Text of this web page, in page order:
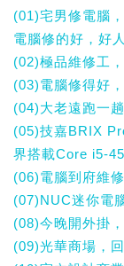
(01)宅男修電腦
電腦修的好，好
(02)極品維修工
(03)電腦修得好
(04)大老遠跑一
(05)技嘉BRIX
界搭載Core i5-
(06)電腦到府維
(07)NUC迷你電
(08)今晚開外掛
(09)光華商場，